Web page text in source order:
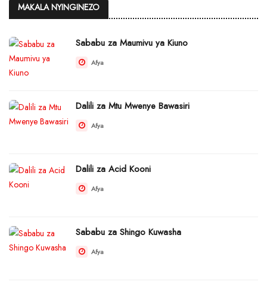
MAKALA NYINGINEZO
Sababu za Maumivu ya Kiuno
Afya
Dalili za Mtu Mwenye Bawasiri
Afya
Dalili za Acid Kooni
Afya
Sababu za Shingo Kuwasha
Afya